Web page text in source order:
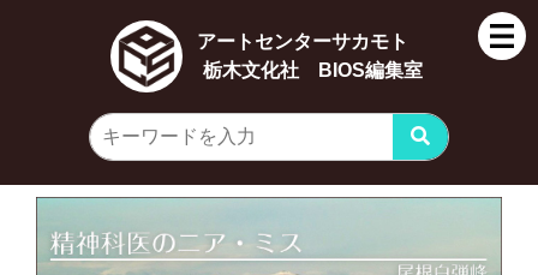
アートセンターサカモト
栃木文化社 BIOS編集室